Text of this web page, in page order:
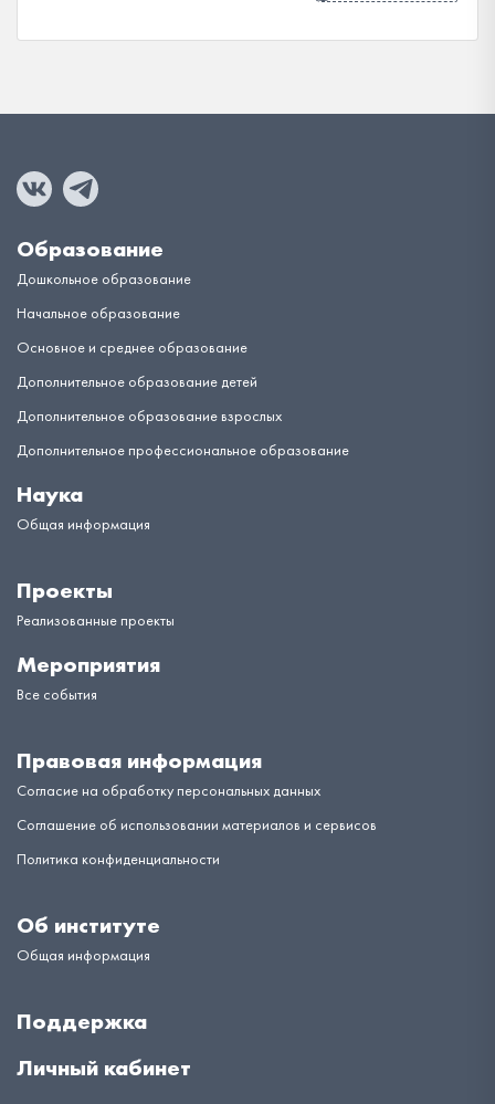
Образование
Дошкольное образование
Начальное образование
Основное и среднее образование
Дополнительное образование детей
Дополнительное образование взрослых
Дополнительное профессиональное образование
Наука
Общая информация
Проекты
Реализованные проекты
Мероприятия
Все события
Правовая информация
Согласие на обработку персональных данных
Соглашение об использовании материалов и сервисов
Политика конфиденциальности
Об институте
Общая информация
Поддержка
Личный кабинет